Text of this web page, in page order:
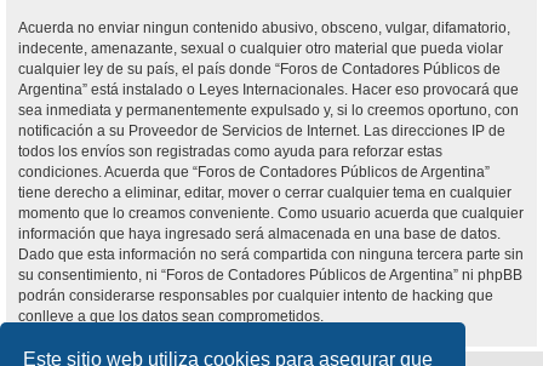
Este sitio web utiliza cookies para asegurar que
Acuerda no enviar ningun contenido abusivo, obsceno, vulgar, difamatorio,
indecente, amenazante, sexual o cualquier otro material que pueda violar
cualquier ley de su país, el país donde “Foros de Contadores Públicos de
Argentina” está instalado o Leyes Internacionales. Hacer eso provocará que
sea inmediata y permanentemente expulsado y, si lo creemos oportuno, con
notificación a su Proveedor de Servicios de Internet. Las direcciones IP de
todos los envíos son registradas como ayuda para reforzar estas
condiciones. Acuerda que “Foros de Contadores Públicos de Argentina”
tiene derecho a eliminar, editar, mover o cerrar cualquier tema en cualquier
momento que lo creamos conveniente. Como usuario acuerda que cualquier
información que haya ingresado será almacenada en una base de datos.
Dado que esta información no será compartida con ninguna tercera parte sin
su consentimiento, ni “Foros de Contadores Públicos de Argentina” ni phpBB
podrán considerarse responsables por cualquier intento de hacking que
conlleve a que los datos sean comprometidos.